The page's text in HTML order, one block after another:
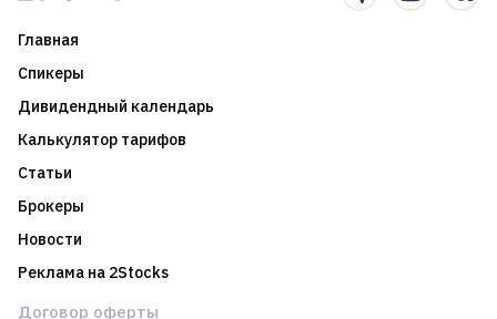
Главная
Спикеры
Дивидендный календарь
Калькулятор тарифов
Статьи
Брокеры
Новости
Реклама на 2Stocks
Договор оферты